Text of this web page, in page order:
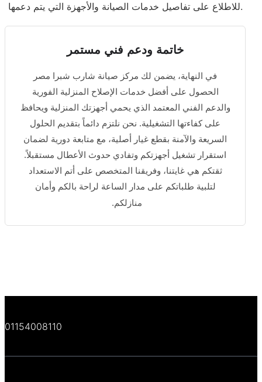
للاطلاع على تفاصيل خدمات الصيانة والأجهزة التي يتم دعمها.
خاتمة ودعم فني مستمر
في النهاية، يضمن لك مركز صيانة شارب شبرا مصر
الحصول على أفضل خدمات الإصلاح المنزلية الفورية
والدعم الفني المعتمد الذي يحمي أجهزتك المنزلية ويحافظ
على كفاءتها التشغيلية. نحن نلتزم دائماً بتقديم الحلول
السريعة والآمنة بقطع غيار أصلية، مع متابعة دورية لضمان
استقرار تشغيل أجهزتكم وتفادي حدوث الأعطال مستقبلاً.
ثقتكم هي غايتنا، وفريقنا المتخصص على أتم الاستعداد
لتلبية طلباتكم على مدار الساعة لراحة بالكم وأمان
منازلكم.
01154008110